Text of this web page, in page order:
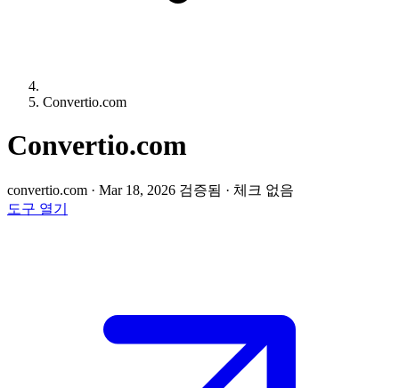
Convertio.com
Convertio.com
convertio.com · Mar 18, 2026 검증됨 · 체크 없음
도구 열기